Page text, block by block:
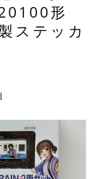
形
ステッカ